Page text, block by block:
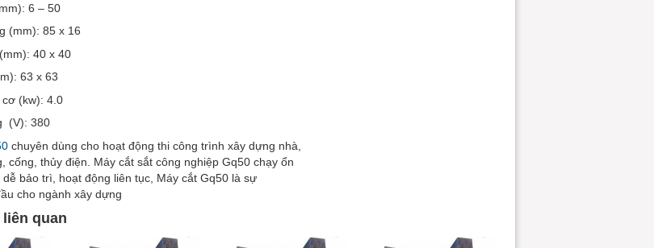
6 – 50
(mm): 85 x 16
40 x 40
63 x 63
(kw): 4.0
(V): 380
chuyên dùng cho hoạt động thi công trình xây dựng nhà,
cống, thủy điện. Máy cắt sắt công nghiệp Gq50 chạy ổn
bảo trì, hoạt động liên tục, Máy cắt Gq50 là sự
cho ngành xây dựng
quan